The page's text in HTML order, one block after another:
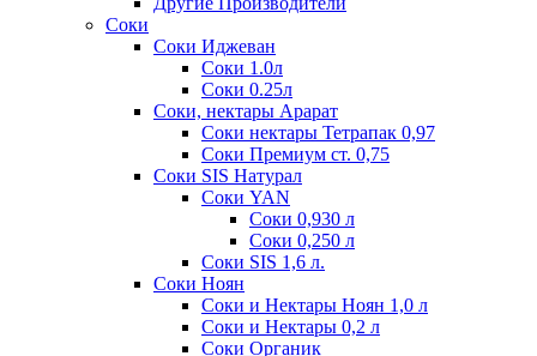
Соки
Соки Иджеван
Соки 1.0л
Соки 0.25л
Соки, нектары Арарат
Соки нектары Тетрапак 0,97
Соки Премиум ст. 0,75
Соки SIS Натурал
Соки YAN
Соки 0,930 л
Соки 0,250 л
Соки SIS 1,6 л.
Соки Ноян
Соки и Нектары Ноян 1,0 л
Соки и Нектары 0,2 л
Соки Органик